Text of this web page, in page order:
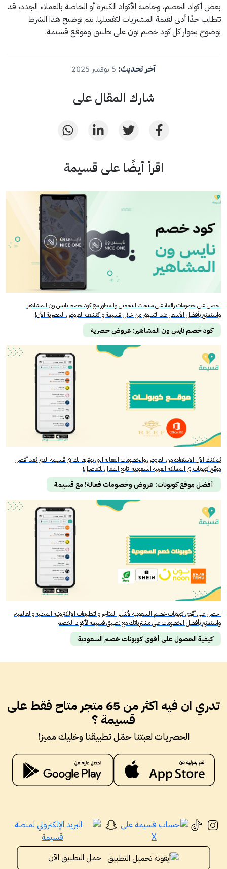
بعض أكواد الخصم، وخاصة الأكواد الكبيرة أو الخاصة بالعملاء الجدد، قد
تتطلب حدًا أدنى لقيمة المشتريات لتفعيلها. يتم توضيح هذا الشرط
بوضوح بجوار كل كود خصم نون على تطبيق وموقع قسيمة.
آخر تحديث:
شارك المقال على
اقرأ أيضًا على قسيمة
احصل على خصومات رائعة على منتجات التجميل والعطور مع كود خصم نايس ون المشاهير،
واستمتع بأفضل الأسعار عند التسوق من خلال قسيمة واكتشف العروض الحصرية الآن!
كود خصم نايس ون المشاهير: عروض حصرية
يُمكنك الآن الاستفادة من العروض والخصومات الفعالة التي نوفرها لك في قسيمة الذي يُعد أفضل
موقع كوبونات في المملكة العربية السعودية، تابع المقال للتفاصيل!
أفضل موقع كوبونات: عروض وخصومات فعالة! مع قسيمة
احصل على أقوى كوبونات خصم السعودية لأشهر المتاجر والتطبيقات الإلكترونية المحلية والعالمية،
واستمتع بأفضل الخصومات على مشترياتك مع تطبيق قسيمة لأكواد الخصم
كيفية الحصول على أقوى كوبونات خصم السعودية
حمل التطبيق الآن
تدري ان فيه اكثر من 65 متجر متاح فقط على
قسيمة ؟
الحصريات لعبتنا حمّل تطبيقنا وخليك مميز!
جميع الحقوق محفوظة لموقع قسيمة 2026 ©